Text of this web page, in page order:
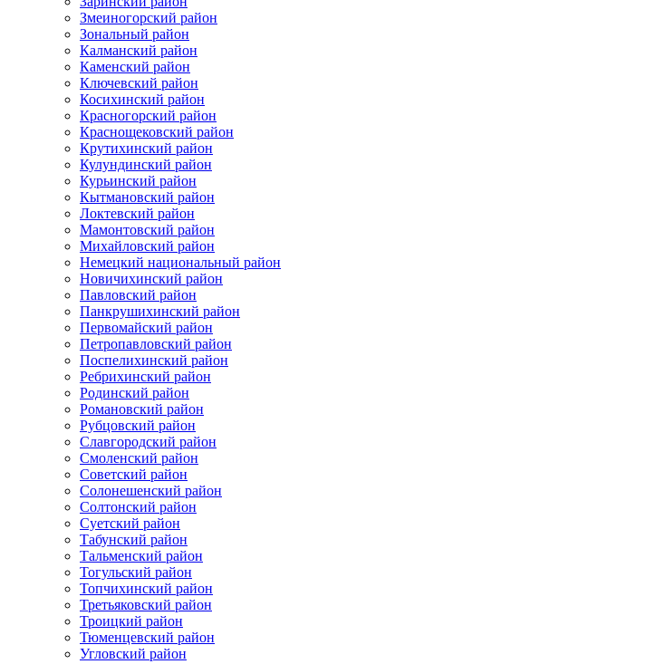
Змеиногорский район
Зональный район
Калманский район
Каменский район
Ключевский район
Косихинский район
Красногорский район
Краснощековский район
Крутихинский район
Кулундинский район
Курьинский район
Кытмановский район
Локтевский район
Мамонтовский район
Михайловский район
Немецкий национальный район
Новичихинский район
Павловский район
Панкрушихинский район
Первомайский район
Петропавловский район
Поспелихинский район
Ребрихинский район
Родинский район
Романовский район
Рубцовский район
Славгородский район
Смоленский район
Советский район
Солонешенский район
Солтонский район
Суетский район
Табунский район
Тальменский район
Тогульский район
Топчихинский район
Третьяковский район
Троицкий район
Тюменцевский район
Угловский район